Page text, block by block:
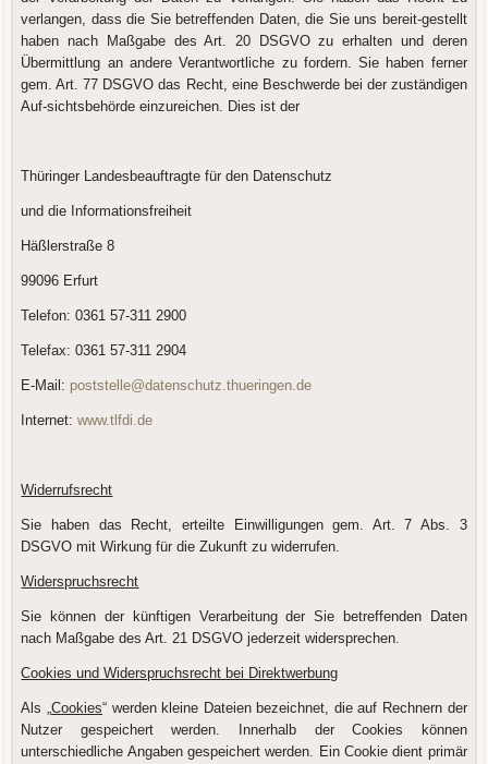
verlangen, dass die Sie betreffenden Daten, die Sie uns bereit-gestellt
haben nach Maßgabe des Art. 20 DSGVO zu erhalten und deren
Übermittlung an andere Verantwortliche zu fordern. Sie haben ferner
gem. Art. 77 DSGVO das Recht, eine Beschwerde bei der zuständigen
Auf-sichtsbehörde einzureichen. Dies ist der
Thüringer Landesbeauftragte für den Datenschutz
und die Informationsfreiheit
Häßlerstraße 8
99096 Erfurt
Telefon: 0361 57-311 2900
Telefax: 0361 57-311 2904
E-Mail: poststelle@datenschutz.thueringen.de
Internet:www.tlfdi.de
Widerrufsrecht
Sie haben das Recht, erteilte Einwilligungen gem. Art. 7 Abs. 3
DSGVO mit Wirkung für die Zukunft zu widerrufen.
Widerspruchsrecht
Sie können der künftigen Verarbeitung der Sie betreffenden Daten
nach Maßgabe des Art. 21 DSGVO jederzeit widersprechen.
Cookies und Widerspruchsrecht bei Direktwerbung
Als „Cookies“ werden kleine Dateien bezeichnet, die auf Rechnern der
Nutzer gespeichert werden. Innerhalb der Cookies können
unterschiedliche Angaben gespeichert werden. Ein Cookie dient primär